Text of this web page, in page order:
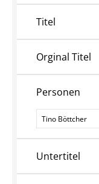
Titel
Orginal Titel
Personen
Personen
Untertitel